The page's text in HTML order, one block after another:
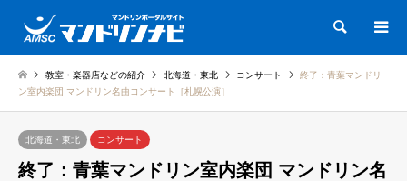
検索
教室・楽器店などの紹介 北海道・東北 コンサート
終了：青葉マンドリ
ン室内楽団 マンドリン名曲コンサート［札幌公演］
北海道・東北 コンサート
終了：青葉マンドリン室内楽団 マンドリン名